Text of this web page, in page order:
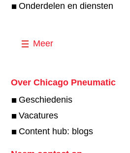
Onderdelen en diensten
Meer
Over Chicago Pneumatic
Geschiedenis
Vacatures
Content hub: blogs